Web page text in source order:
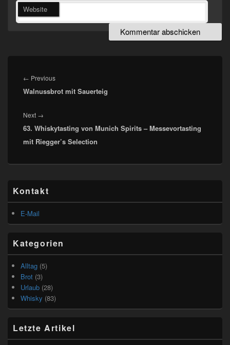
Website
← PreviousPrevious
post:
Walnussbrot mit Sauerteig
Next →
post:
63. Whiskytasting von Munich Spirits – Messevortasting
mit Riegger’s Selection
Seitenleisten
Widget-
Bereich
Kontakt
E-Mail
Kategorien
Alltag (5)
Brot (3)
Urlaub (28)
Whisky (83)
Letzte Artikel